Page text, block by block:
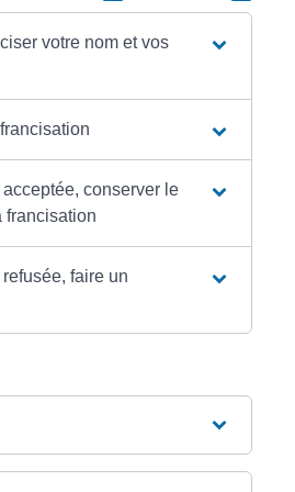
votre nom et vos
conserver le
francisation
faire un